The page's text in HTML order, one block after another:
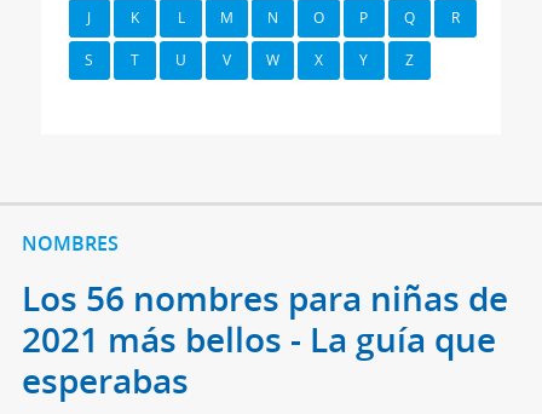
J K L M N O P Q R
S T U V W X Y Z
NOMBRES
Los 56 nombres para niñas de
2021 más bellos - La guía que
esperabas